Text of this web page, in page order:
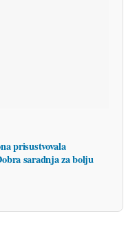
prisustvovala
saradnja za bolju